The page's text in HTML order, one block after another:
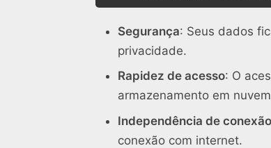
Segurança: Seus dados
privacidade.
Rapidez de acesso: O
armazenamento em
Independência de conexão
conexão com internet.